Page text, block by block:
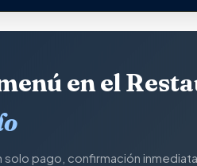
en el
pago, confirmación inmediata.